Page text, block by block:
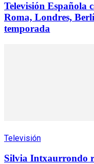
Televisión Española
Roma, Londres,
temporada
Televisión
Silvia Intxaurrondo